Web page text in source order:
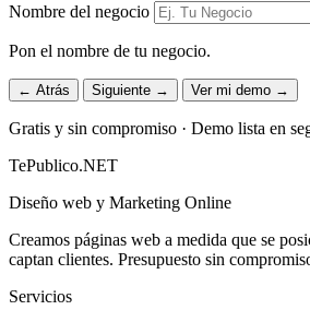
Nombre del negocio
Pon el nombre de tu negocio.
← Atrás Siguiente → Ver mi demo →
Gratis y sin compromiso · Demo lista en
TePublico.NET
Diseño web y Marketing Online
Creamos páginas web a medida que se
captan clientes. Presupuesto sin
Servicios